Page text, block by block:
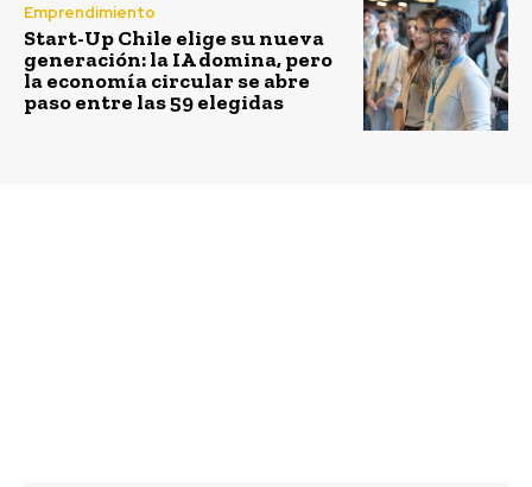
Emprendimiento
Start-Up Chile elige su nueva
generación: la IA domina, pero
la economía circular se abre
paso entre las 59 elegidas